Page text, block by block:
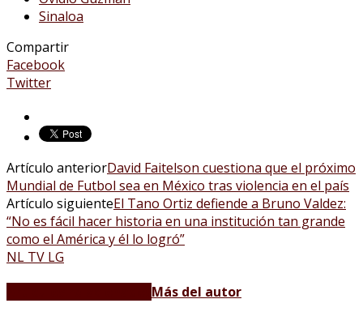
Sinaloa
Compartir
Facebook
Twitter
Artículo anteriorDavid Faitelson cuestiona que el próximo
Mundial de Futbol sea en México tras violencia en el país
Artículo siguienteEl Tano Ortiz defiende a Bruno Valdez:
“No es fácil hacer historia en una institución tan grande
como el América y él lo logró”
NL TV LG
Más del autor